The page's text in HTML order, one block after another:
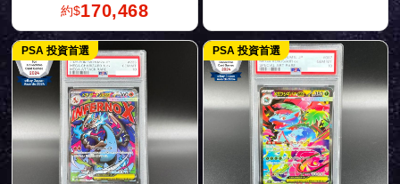
約$170,468
PSA 投資首選 PSA 投資首選